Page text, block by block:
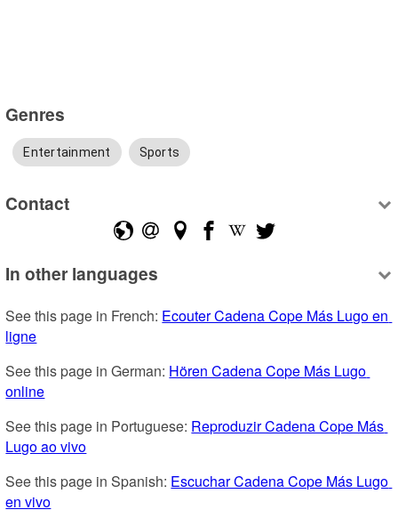
Genres
Entertainment Sports
Contact
In other languages
See this page in French: Ecouter Cadena Cope Más Lugo en
ligne
See this page in German: Hören Cadena Cope Más Lugo
online
See this page in Portuguese: Reproduzir Cadena Cope Más
Lugo ao vivo
See this page in Spanish: Escuchar Cadena Cope Más Lugo
en vivo